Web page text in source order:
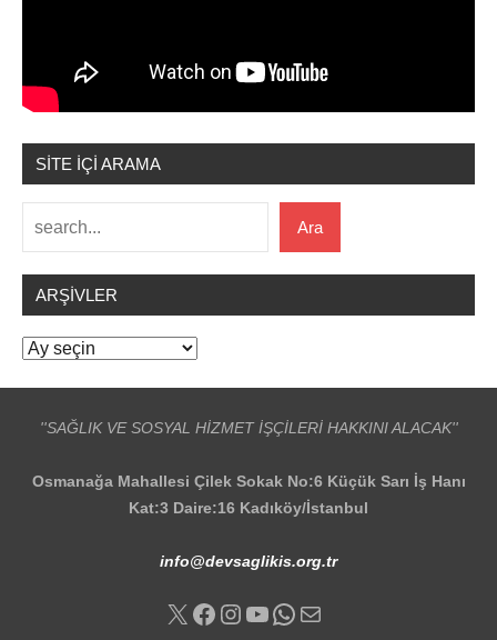
SİTE İÇİ ARAMA
Ara
ARŞIVLER
Arşivler
''SAĞLIK VE SOSYAL HİZMET İŞÇİLERİ HAKKINI ALACAK''
Osmanağa Mahallesi Çilek Sokak No:6 Küçük Sarı İş Hanı
Kat:3 Daire:16 Kadıköy/İstanbul
info@devsaglikis.org.tr
X Facebook
Instagram
YouTube
WhatsApp
E-posta